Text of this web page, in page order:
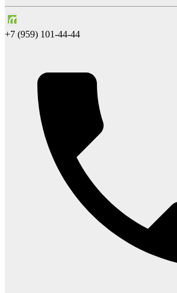
+7 (959) 101-44-44